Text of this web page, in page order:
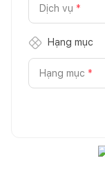
Dịch vụ *
Hạng mục
Hạng mục *